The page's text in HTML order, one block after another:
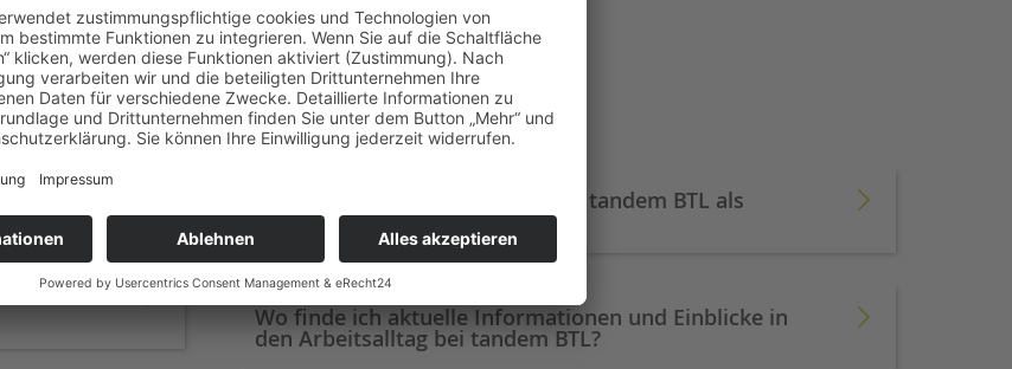
als Arbeitgeberin
aus? Wie bewerten Mitarbeitende die tandem BTL als
Arbeitgeberin?
Wo finde ich aktuelle Informationen und Einblicke in
den Arbeitsalltag bei tandem BTL?